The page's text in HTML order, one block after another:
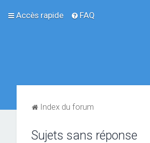
Accès rapide FAQ
Index du forum
Sujets sans réponse